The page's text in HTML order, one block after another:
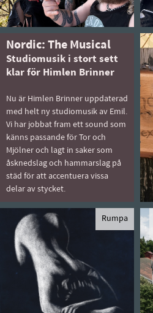
Nordic: The Musical
Studiomusik i stort sett
klar för Himlen Brinner
Nu är Himlen Brinner uppdaterad
med helt ny studiomusik av Emil.
Vi har jobbat fram ett sound som
känns passande för Tor och
Mjölner och lagt in saker som
åsknedslag och hammarslag på
städ för att accentuera vissa
delar av stycket.
Rumpa